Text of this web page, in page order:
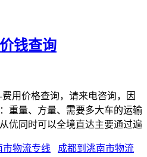
钱查询
用价格查询，请来电咨询，因
重量、方量、需要多大车的运输
优同时可以全境直达主要通过遍
市物流专线
成都到洮南市物流